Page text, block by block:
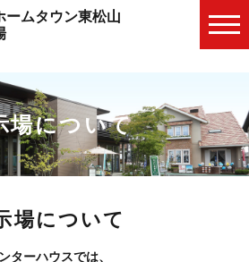
ームタウン東松山
場について
場について
ターハウスでは、